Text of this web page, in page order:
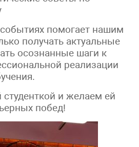
помогает нашим
получать актуальные
осознанные шаги к
реализации
и желаем ей
побед!